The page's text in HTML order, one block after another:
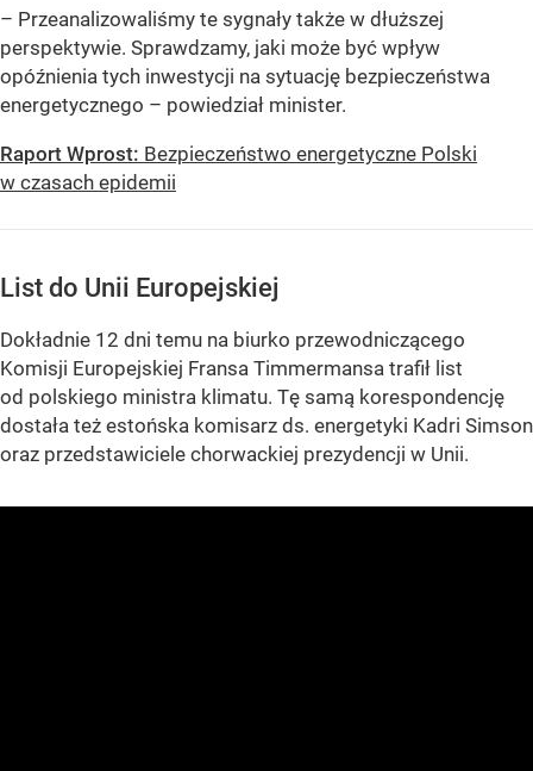
– Przeanalizowaliśmy te sygnały także w dłuższej
perspektywie. Sprawdzamy, jaki może być wpływ
opóźnienia tych inwestycji na sytuację bezpieczeństwa
energetycznego – powiedział minister.
Raport Wprost: Bezpieczeństwo energetyczne Polski
w czasach epidemii
List do Unii Europejskiej
Dokładnie 12 dni temu na biurko przewodniczącego
Komisji Europejskiej Fransa Timmermansa trafił list
od polskiego ministra klimatu. Tę samą korespondencję
dostała też estońska komisarz ds. energetyki Kadri Simson
oraz przedstawiciele chorwackiej prezydencji w Unii.